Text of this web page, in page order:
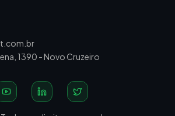
1390 - Novo Cruzeiro